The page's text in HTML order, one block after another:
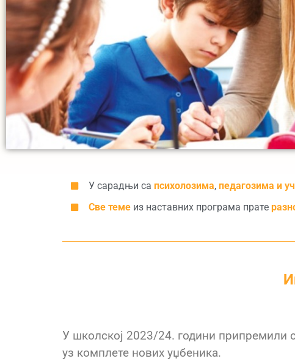
У сарадњи са психолозима,педагозима и
Све темеиз наставних програма прате
У школској 2023/24. години припремили
уз комплете нових уџбеника.